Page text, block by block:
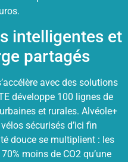
intelligentes et
partagés
avec des solutions
développe 100 lignes de
et rurales. Alvéole+
sécurisés d’ici fin
douce se multiplient : les
moins de CO2 qu’une